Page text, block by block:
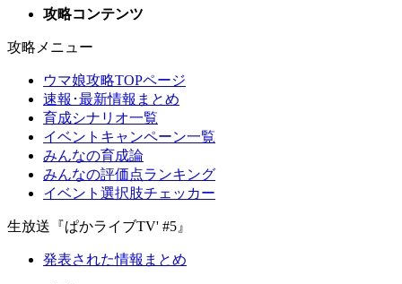
攻略コンテンツ
攻略メニュー
ウマ娘攻略TOPページ
速報･最新情報まとめ
育成シナリオ一覧
イベントキャンペーン一覧
みんなの育成論
みんなの評価点ランキング
イベント選択肢チェッカー
生放送『ぱかライブTV' #5』
発表された情報まとめ